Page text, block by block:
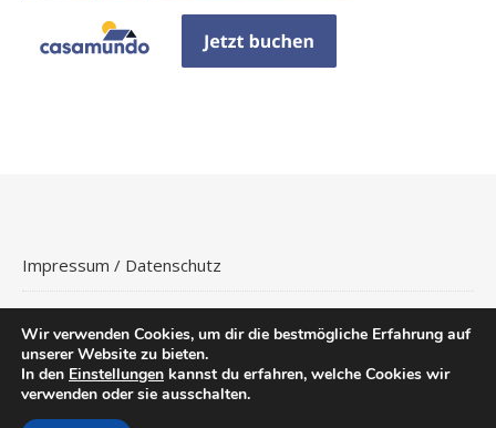
Impressum / Datenschutz
Copyright © 2026Hotels Buchen.
Flüge Hotels
Ashe Theme vonWP
Wir verwenden Cookies, um dir die bestmögliche Erfahrung auf
unserer Website zu bieten.
In den Einstellungen kannst du erfahren, welche Cookies wir
verwenden oder sie ausschalten.